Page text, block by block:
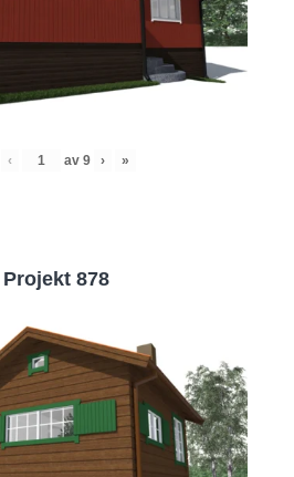
‹ av 9 › »
Projekt 878